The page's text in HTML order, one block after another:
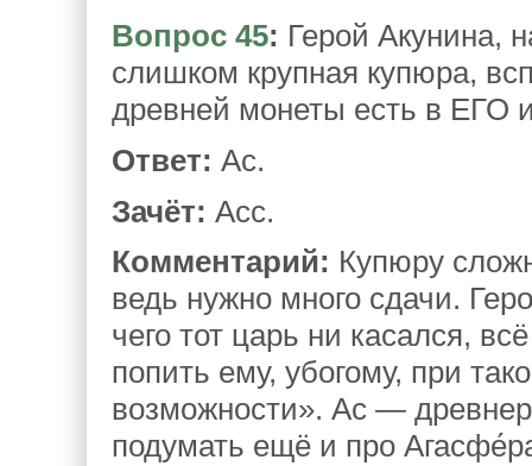
Вопрос 45: Герой Акунина,
слишком крупная купюра,
древней монеты есть в ЕГО
Ответ: Ас.
Зачёт: Асс.
Комментарий: Купюру
ведь нужно много сдачи.
чего тот царь ни касался,
попить ему, убогому, при
возможности». Ас —
подумать ещё и про